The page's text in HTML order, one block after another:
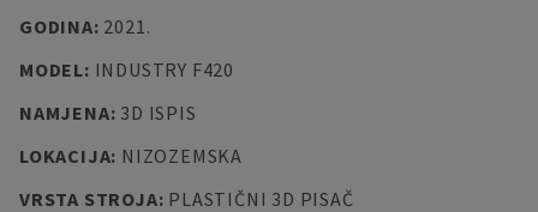
GODINA: 2021.
MODEL: INDUSTRY F420
NAMJENA: 3D ISPIS
LOKACIJA: NIZOZEMSKA
VRSTA STROJA: PLASTIČNI 3D PISAČ